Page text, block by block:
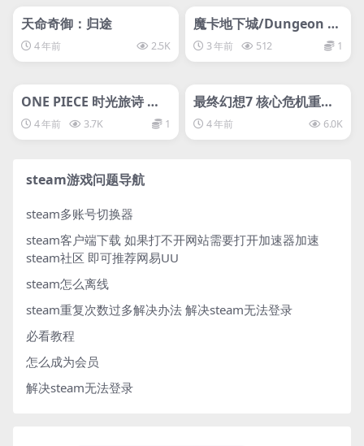
天命奇御：归途
4 年前 2.5K
魔卡地下城/Dungeon Dr
afters
3 年前 512 1
svip专属
ONE PIECE 时光旅诗 、
海贼王
4 年前 3.7K 1
svip专属
最终幻想7 核心危机重聚C
RISIS CORE –FINAL FA
NTASY VII– REUNION
4 年前 6.0K
steam游戏问题导航
steam多账号切换器
steam客户端下载 如果打不开网站需要打开加速器加速
steam社区 即可推荐网易UU
steam怎么离线
steam重复次数过多解决办法 解决steam无法登录
必看教程
怎么成为会员
解决steam无法登录